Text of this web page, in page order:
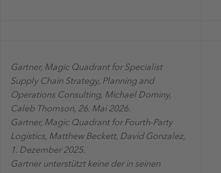
Gartner, Magic Quadrant for Specialist
Supply Chain Strategy, Planning and
Operations Consulting, Michael Dominy,
Caleb Thomson, 26. Mai 2026.
Gartner, Magic Quadrant for Fourth-Party
Logistics, Matthew Beckett, David Gonzalez,
1. Dezember 2025.
Gartner unterstützt keine der in seinen